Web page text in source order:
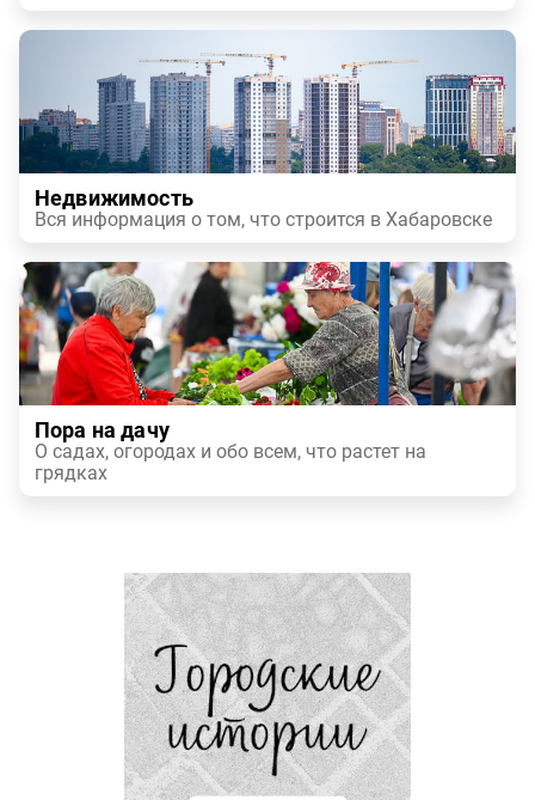
Недвижимость
Вся информация о том, что строится в Хабаровске
Пора на дачу
О садах, огородах и обо всем, что растет на
грядках